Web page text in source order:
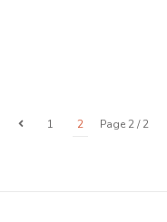
Page 2 / 2
1 2